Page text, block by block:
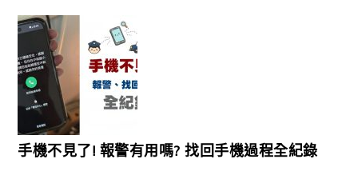
手機不見了! 報警有用嗎? 找回手機過程全紀錄